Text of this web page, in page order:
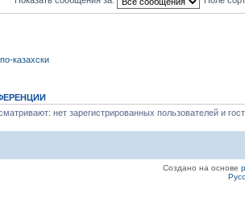
казахски
нет зарегистрированных пользователей и
Создано на основе